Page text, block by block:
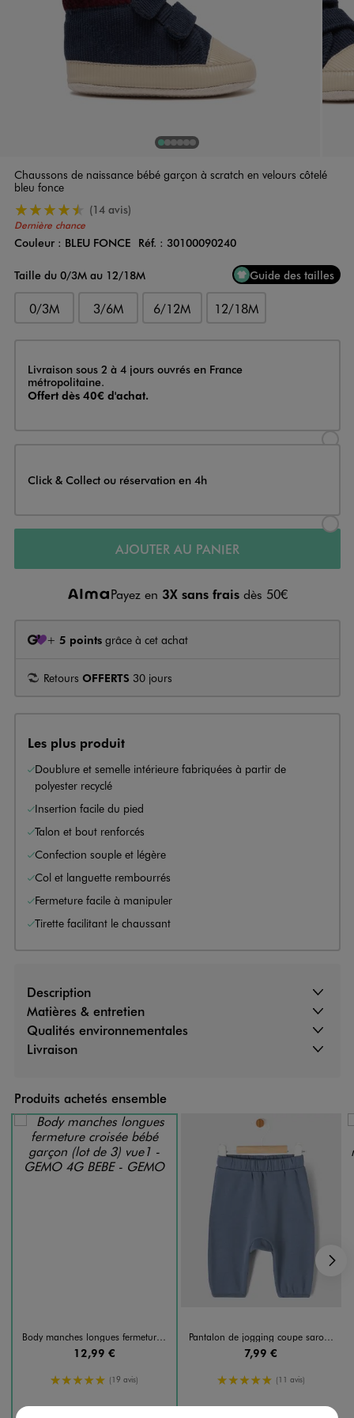
1Sur 6
2Sur 6
3Sur 6
4Sur 6
5Sur 6
6 Sur 6
Chaussons de naissance bébé garçon à scratch en velours côtelé
bleu fonce
Dernière chance
4.5/5 de moyenne
(14 avis)
Couleur
Couleur : BLEU FONCE Réf. : 30100090240
Taille du 0/3M au 12/18M
Guide des tailles
0/3M 3/6M 6/12M 12/18M
Livraison
Livraison sous 2 à 4 jours ouvrés en France
métropolitaine.
Offert dès 40€ d'achat.
Click & Collect ou réservation en 4h
AJOUTER AU PANIER
Payez en 3X sans frais dès 50€
+ 5 points grâce à cet achat
Retours OFFERTS 30 jours
Les plus produit
Doublure et semelle intérieure fabriquées à partir de
polyester recyclé
Insertion facile du pied
Talon et bout renforcés
Confection souple et légère
Col et languette rembourrés
Fermeture facile à manipuler
Tirette facilitant le chaussant
Description
Matières & entretien
Qualités environnementales
Livraison
Produits achetés ensemble
Body manches longues fermeture croisée bébé garçon (lot de 3)
12,99 €
5/5 de moyenne
(19 avis)
Pantalon de jogging coupe sarouel en molleton bébé
7,99 €
5/5 de moyenne
(11 avis)